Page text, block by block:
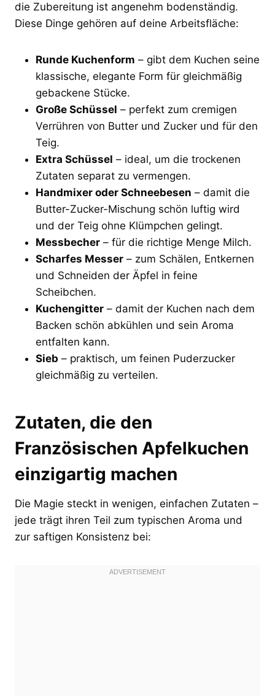
die Zubereitung ist angenehm bodenständig.
Diese Dinge gehören auf deine Arbeitsfläche:
Runde Kuchenform – gibt dem Kuchen seine
klassische, elegante Form für gleichmäßig
gebackene Stücke.
Große Schüssel – perfekt zum cremigen
Verrühren von Butter und Zucker und für den
Teig.
Extra Schüssel – ideal, um die trockenen
Zutaten separat zu vermengen.
Handmixer oder Schneebesen – damit die
Butter-Zucker-Mischung schön luftig wird
und der Teig ohne Klümpchen gelingt.
Messbecher – für die richtige Menge Milch.
Scharfes Messer – zum Schälen, Entkernen
und Schneiden der Äpfel in feine
Scheibchen.
Kuchengitter – damit der Kuchen nach dem
Backen schön abkühlen und sein Aroma
entfalten kann.
Sieb – praktisch, um feinen Puderzucker
gleichmäßig zu verteilen.
Zutaten, die den
Französischen Apfelkuchen
einzigartig machen
Die Magie steckt in wenigen, einfachen Zutaten –
jede trägt ihren Teil zum typischen Aroma und
zur saftigen Konsistenz bei: